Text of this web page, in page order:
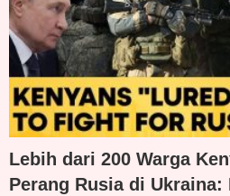
Lebih dari 200 Warga
Perang Rusia di Ukraina: